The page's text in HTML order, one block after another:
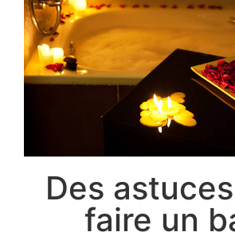
Des
faire un